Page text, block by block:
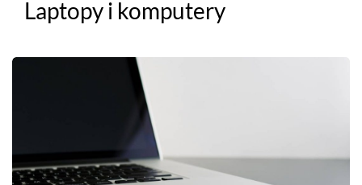
Laptopy i komputery